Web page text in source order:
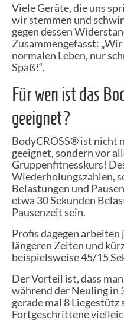
Viele Geräte, die uns
wir stemmen und
gegen dessen
Zusammengefasst:
normalen Leben, nur
Spaß!“.
Für wen ist das
geeignet?
BodyCROSS® ist nicht
geeignet, sondern vor
Gruppenfitnesskurs!
Wiederholungszahlen,
Belastungen und
etwa 30 Sekunden
Pausenzeit sein.
Profis dagegen
längeren Zeiten und
beispielsweise 45/15
Der Vorteil ist, dass
während der Neuling in
gerade mal 8
Fortgeschrittene